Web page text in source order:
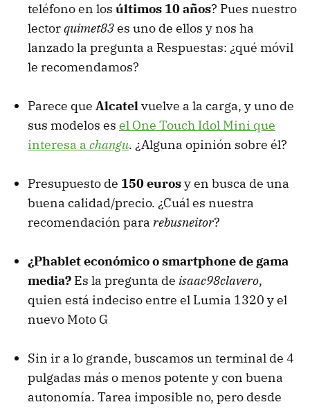
teléfono en los últimos 10 años? Pues nuestro
lectorquimet83es uno de ellos y nos ha
lanzado la pregunta a Respuestas: ¿qué móvil
le recomendamos?
Parece que Alcatelvuelve a la carga, y uno de
sus modelos es el One Touch Idol Mini que
interesa a changu. ¿Alguna opinión sobre él?
Presupuesto de 150 eurosy en busca de una
buena calidad/precio. ¿Cuál es nuestra
recomendación para rebusneitor?
¿Phablet económico o smartphone de gama
media? Es la pregunta de isaac98clavero,
quien está indeciso entre el Lumia 1320 y el
nuevo Moto G
Sin ir a lo grande, buscamos un terminal de 4
pulgadas más o menos potente y con buena
autonomía. Tarea imposible no, pero desde